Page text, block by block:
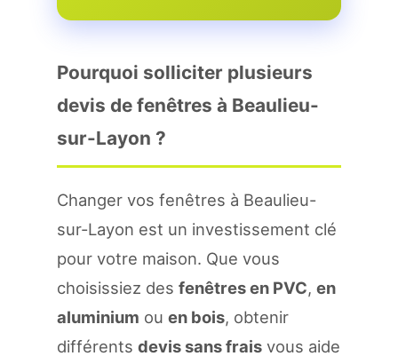
Pourquoi solliciter plusieurs
devis de fenêtres à Beaulieu-
sur-Layon ?
Changer vos fenêtres à Beaulieu-
sur-Layon est un investissement clé
pour votre maison. Que vous
choisissiez des fenêtres en PVC, en
aluminium ou en bois, obtenir
différents devis sans frais vous aide